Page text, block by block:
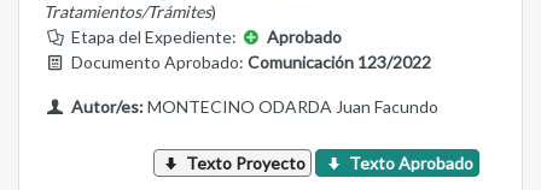
Tratamientos/Trámites)
Etapa del Expediente:
Aprobado
Documento Aprobado: Comunicación 123/2022
Autor/es:MONTECINO ODARDA Juan Facundo
Texto Proyecto Texto Aprobado